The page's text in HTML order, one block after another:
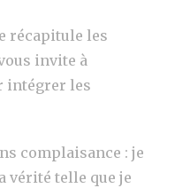
récapitule les
invite à
intégrer les
complaisance : je
vérité telle que je